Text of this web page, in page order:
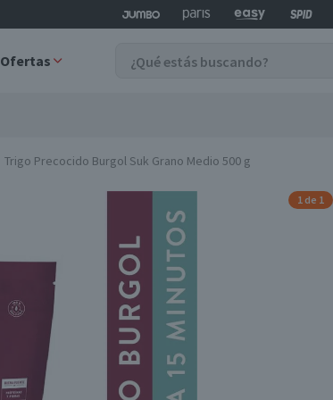
Ofertas
Trigo Precocido Burgol Suk Grano Medio 500 g
1 de 1